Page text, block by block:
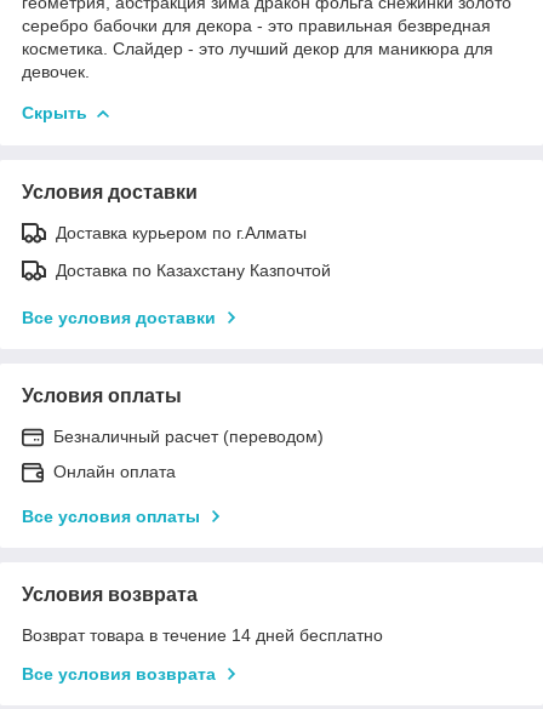
серебро бабочки для декора - это правильная безвредная
косметика. Слайдер - это лучший декор для маникюра для
девочек.
Скрыть
Условия доставки
Доставка курьером по г.Алматы
Доставка по Казахстану Казпочтой
Все условия доставки
Условия оплаты
Безналичный расчет (переводом)
Онлайн оплата
Все условия оплаты
Условия возврата
Возврат товара в течение 14 дней бесплатно
Все условия возврата